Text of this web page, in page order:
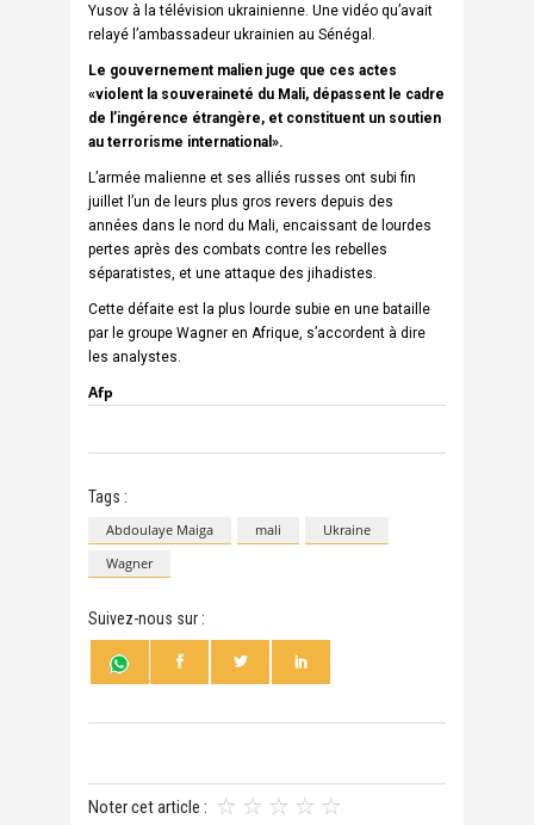
Yusov à la télévision ukrainienne. Une vidéo qu’avait
relayé l’ambassadeur ukrainien au Sénégal.
Le gouvernement malien juge que ces actes
«violent la souveraineté du Mali, dépassent le cadre
de l’ingérence étrangère, et constituent un soutien
au terrorisme international».
L’armée malienne et ses alliés russes ont subi fin
juillet l’un de leurs plus gros revers depuis des
années dans le nord du Mali, encaissant de lourdes
pertes après des combats contre les rebelles
séparatistes, et une attaque des jihadistes.
Cette défaite est la plus lourde subie en une bataille
par le groupe Wagner en Afrique, s’accordent à dire
les analystes.
Afp
Tags :
Abdoulaye Maiga mali
Ukraine
Wagner
Suivez-nous sur :
Noter cet article :